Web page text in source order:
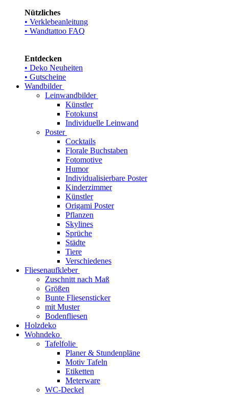
Nützliches
• Verklebeanleitung
• Wandtattoo FAQ
Entdecken
• Deko Neuheiten
• Gutscheine
Wandbilder
Leinwandbilder
Künstler
Fotokunst
Individuelle Leinwand
Poster
Cocktails
Florale Buchstaben
Fotomotive
Humor
Individualisierbare Poster
Kinderzimmer
Künstler
Origami Poster
Pflanzen
Skylines
Sprüche
Städte
Tiere
Verschiedenes
Fliesenaufkleber
Zuschnitt nach Maß
Größen
Bunte Fliesensticker
mit Muster
Bodenfliesen
Holzdeko
Wohndeko
Tafelfolie
Planer & Stundenpläne
Motiv Tafeln
Etiketten
Meterware
WC-Deckel